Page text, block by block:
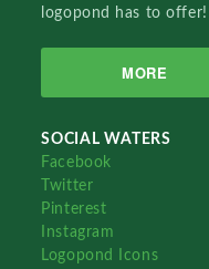
logopond has to offer!
MORE
SOCIAL WATERS
Facebook
Twitter
Pinterest
Instagram
Logopond Icons